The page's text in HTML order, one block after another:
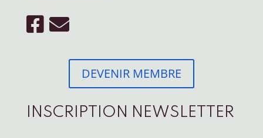
DEVENIR MEMBRE
INSCRIPTION NEWSLETTER